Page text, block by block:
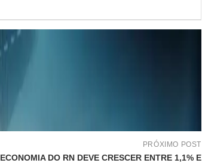
PRÓXIMO POST
ECONOMIA DO RN DEVE CRESCER ENTRE 1,1% E